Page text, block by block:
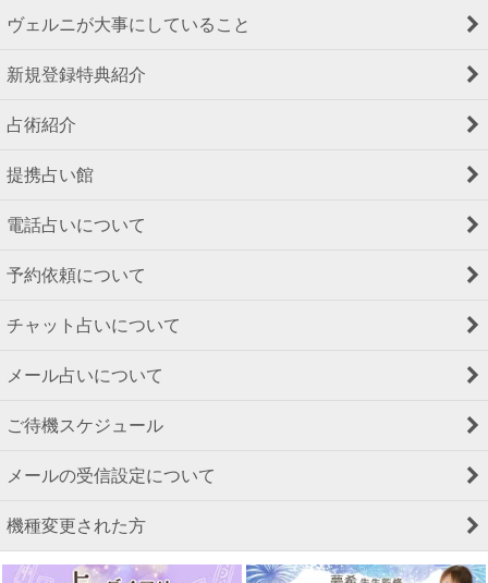
ヴェルニが大事にしていること
新規登録特典紹介
占術紹介
提携占い館
電話占いについて
予約依頼について
チャット占いについて
メール占いについて
ご待機スケジュール
メールの受信設定について
機種変更された方